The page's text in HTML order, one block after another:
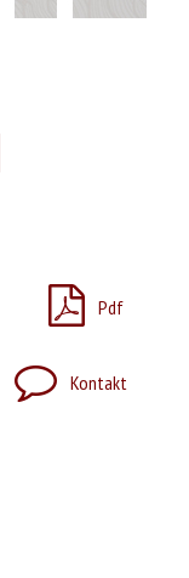
Pdf
Kontakt